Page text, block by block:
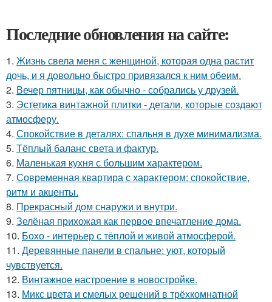
Последние обновления на сайте:
1. Жизнь свела меня с женщиной, которая одна растит
дочь, и я довольно быстро привязался к ним обеим.
2. Вечер пятницы, как обычно - собрались у друзей.
3. Эстетика винтажной плитки - детали, которые создают
атмосферу.
4. Спокойствие в деталях: спальня в духе минимализма.
5. Тёплый баланс света и фактур.
6. Маленькая кухня с большим характером.
7. Современная квартира с характером: спокойствие,
ритм и акценты.
8. Прекрасный дом снаружи и внутри.
9. Зелёная прихожая как первое впечатление дома.
10. Бохо - интерьер с тёплой и живой атмосферой.
11. Деревянные панели в спальне: уют, который
чувствуется.
12. Винтажное настроение в новостройке.
13. Микс цвета и смелых решений в трёхкомнатной